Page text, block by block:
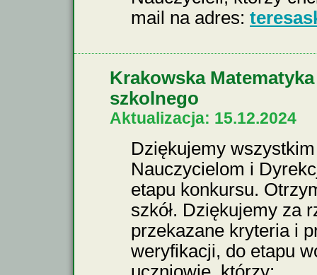
mail na adres:
Krakowska
szkolnego
Aktualizacja: 15.12.2024
Dziękujemy
Nauczycielom i
etapu konkursu.
szkół. Dziękujemy za
przekazane kryteria i
weryfikacji, do etapu